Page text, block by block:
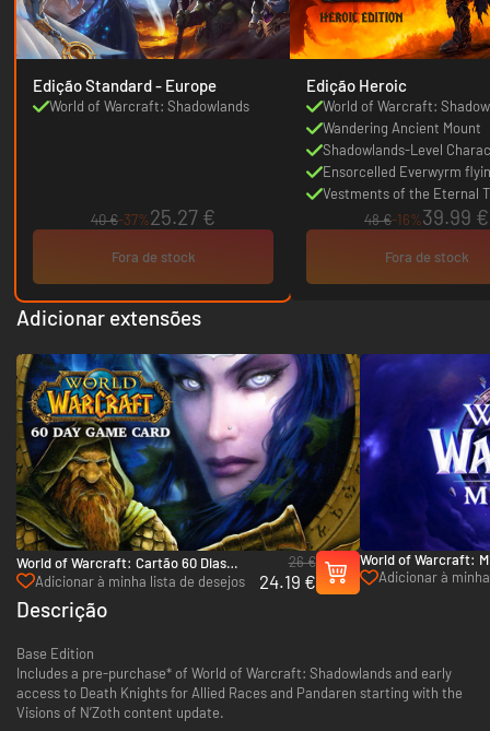
Edição Standard - Europe
World of Warcraft: Shadowlands
40 €-37%25.27 €
Fora de stock
Edição Heroic
World of Warcraft:
DLC
Wandering Ancient Mount
Shadowlands-Level
Boost
Ensorcelled Everwyrm
Vestments of the Eternal
transmog set quest
48 €-16%39.99 €
Fora de stock
Adicionar extensões
World of Warcraft: Cartão 60 Dias
(Battle.net)
Adicionar à minha lista de desejos
26 €
24.19 €
World of Warcraft:
(Battle.net)
Adicionar à
Descrição
Base Edition
Includes a pre-purchase* of World of Warcraft: Shadowlands and early
access to Death Knights for Allied Races and Pandaren starting with the
Visions of N’Zoth content update.